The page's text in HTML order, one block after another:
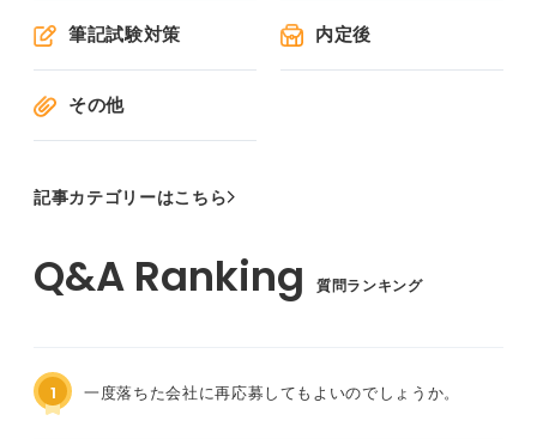
筆記試験対策 内定後
その他
記事カテゴリーはこちら
質問ランキング
1 一度落ちた会社に再応募してもよいのでしょうか。